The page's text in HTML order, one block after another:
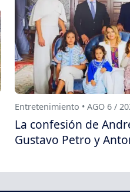
Entretenimiento • AGO 6 /
La confesión de
Gustavo Petro y